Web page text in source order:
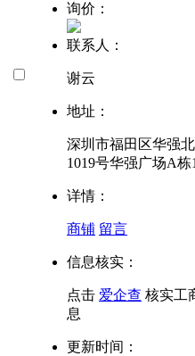
询价：
联系人：
谢云
地址：
深圳市福田区华强
1019号华强广场A栋
详情：
商铺 留言
信息核实：
点击 爱企查 核实工
息
更新时间：